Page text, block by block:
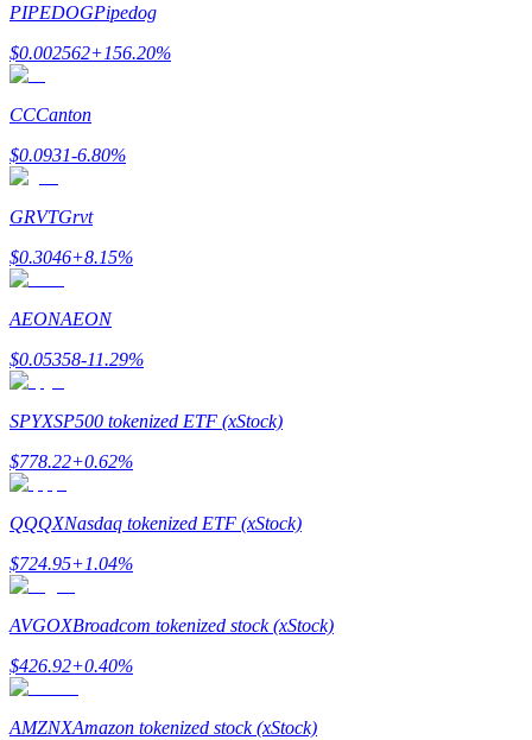
Earn
Power Piggy
Gana recompensas competitivas diariamente
Staking
Alta rentabilidad y acceso instantáneo
PIPEDOGPipedog
$0.002562+156.20%
CCCanton
$0.0931-6.80%
GRVTGrvt
$0.3046+8.15%
AEONAEON
$0.05358-11.29%
SPYXSP500 tokenized ETF (xStock)
$778.22+0.62%
QQQXNasdaq tokenized ETF (xStock)
$724.95+1.04%
AVGOXBroadcom tokenized stock (xStock)
$426.92+0.40%
AMZNXAmazon tokenized stock (xStock)